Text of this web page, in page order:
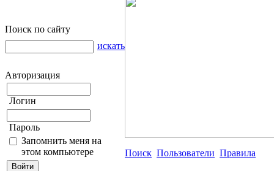
Поиск по сайту
искать
Авторизация
Логин
Пароль
Запомнить меня на
этом компьютере
Поиск Пользователи Правила